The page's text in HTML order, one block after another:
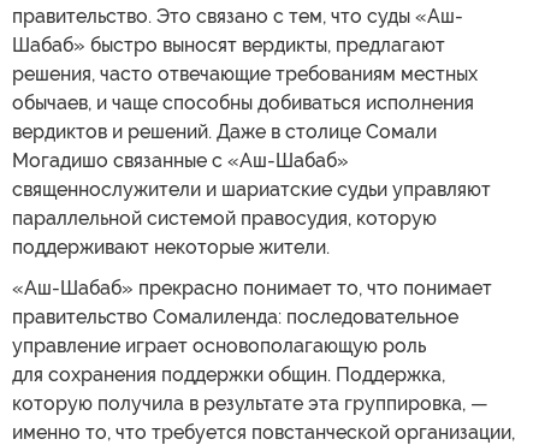
правительство. Это связано с тем, что суды «Аш-
Шабаб» быстро выносят вердикты, предлагают
решения, часто отвечающие требованиям местных
обычаев, и чаще способны добиваться исполнения
вердиктов и решений. Даже в столице Сомали
Могадишо связанные с «Аш-Шабаб»
священнослужители и шариатские судьи управляют
параллельной системой правосудия, которую
поддерживают некоторые жители.
«Аш-Шабаб» прекрасно понимает то, что понимает
правительство Сомалиленда: последовательное
управление играет основополагающую роль
для сохранения поддержки общин. Поддержка,
которую получила в результате эта группировка, —
именно то, что требуется повстанческой организации,